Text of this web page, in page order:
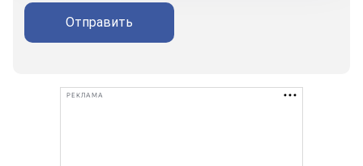
Отправить
РЕКЛАМА